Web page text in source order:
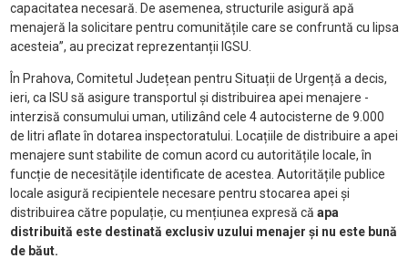
capacitatea necesară. De asemenea, structurile asigură apă
menajeră la solicitare pentru comunitățile care se confruntă cu lipsa
acesteia”, au precizat reprezentanții IGSU.
În Prahova, Comitetul Județean pentru Situații de Urgență a decis,
ieri, ca ISU să asigure transportul și distribuirea apei menajere -
interzisă consumului uman, utilizând cele 4 autocisterne de 9.000
de litri aflate în dotarea inspectoratului. Locațiile de distribuire a apei
menajere sunt stabilite de comun acord cu autoritățile locale, în
funcție de necesitățile identificate de acestea. Autoritățile publice
locale asigură recipientele necesare pentru stocarea apei și
distribuirea către populație, cu mențiunea expresă că apa
distribuită este destinată exclusiv uzului menajer și nu este bună
de băut.